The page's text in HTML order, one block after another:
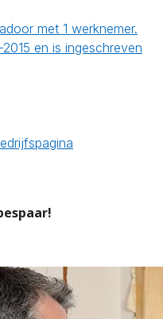
met 1 werknemer.
en is ingeschreven